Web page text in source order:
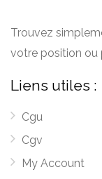
Trouvez
votre position ou
Liens utiles :
Cgu
Cgv
My Account